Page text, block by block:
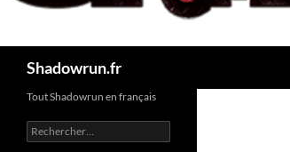
Shadowrun.fr
Tout Shadowrun en français
Rechercher :